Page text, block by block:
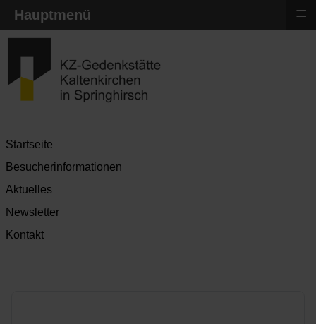
Startseite
Besucherinformationen
Aktuelles
Newsletter
Kontakt
Hauptmenü ≡